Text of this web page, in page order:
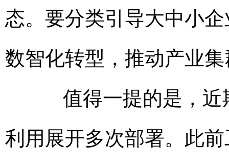
态。要分类引导大中小
数智化转型，推动产业
值得一提的是，近
利用展开多次部署。此